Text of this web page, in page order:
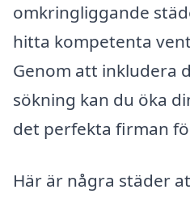
omkringliggande
hitta kompetenta
Genom att inkludera
sökning kan du öka
det perfekta firman
Här är några städer